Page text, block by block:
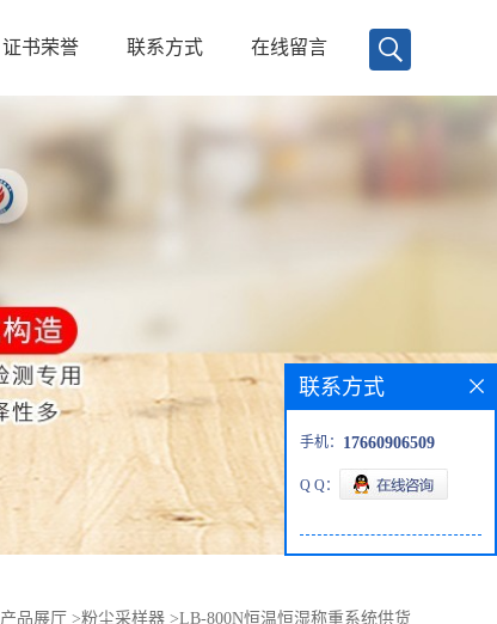
证书荣誉 联系方式 在线留言
产品展厅 >粉尘采样器 >LB-800N恒温恒湿称重系统供货
联系方式
手机： 17660906509
Q Q：